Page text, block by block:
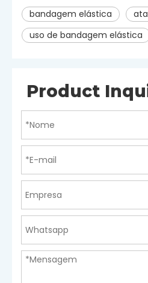
bandagem elástica
uso de bandagem elástica
Product